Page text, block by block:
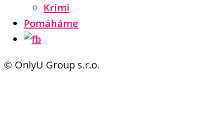
Krimi
Pomáháme
© OnlyU Group s.r.o.